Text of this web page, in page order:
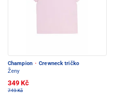
Champion · Crewneck tričko
Ženy
349 Kč
749 Kč